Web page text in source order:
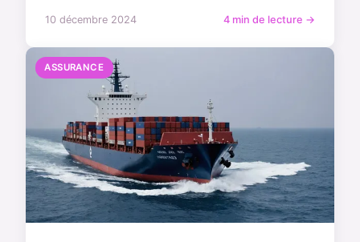
10 décembre 2024 4 min de lecture →
ASSURANCE